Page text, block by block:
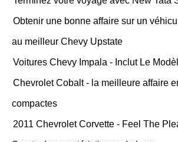
Obtenir une bonne affaire sur un
au meilleur Chevy Upstate
Voitures Chevy Impala - Inclut Le
Chevrolet Cobalt - la meilleure affaire
compactes
2011 Chevrolet Corvette - Feel The